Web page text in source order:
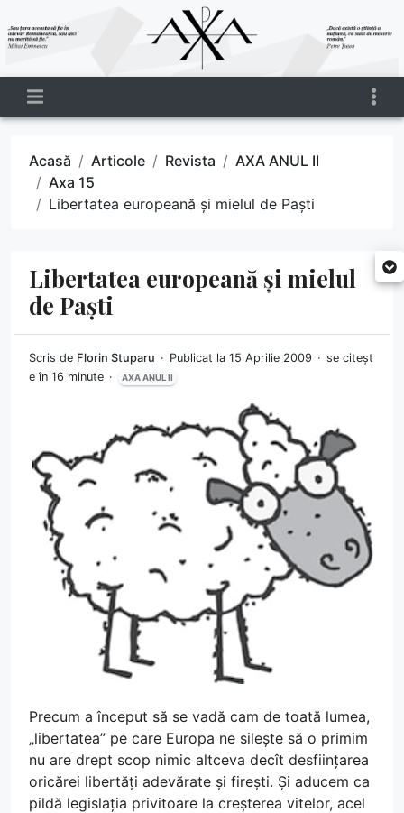
Acasă Articole Revista
AXA ANUL II
Axa 15
Libertatea europeană și mielul de Paști
Libertatea europeană și mielul
de Paști
Scris de Florin Stuparu Publicat la 15 Aprilie 2009
se citeșt
e în 16 minute
AXA ANUL II
Precum a început să se vadă cam de toată lumea,
„libertatea” pe care Europa ne silește să o primim
nu are drept scop nimic altceva decît desființarea
oricărei libertăți adevărate și firești. Și aducem ca
pildă legislația privitoare la creșterea vitelor, acel